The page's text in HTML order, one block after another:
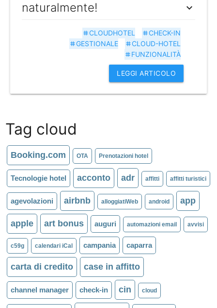
naturalmente!
expand_more
tag CHECK-IN
tag CLOUDHOTEL
tag CLOUD-HOTEL
tag GESTIONALE
tag FUNZIONALITÀ
LEGGI ARTICOLO
Tag cloud
Booking.com OTA Prenotazioni hotel
Tecnologie hotel acconto adr affitti affitti turistici
agevolazioni airbnb alloggiatiWeb android app
apple art bonus auguri automazioni email avvisi
c59g calendari iCal campania caparra
carta di credito case in affitto
channel manager check-in cin cloud